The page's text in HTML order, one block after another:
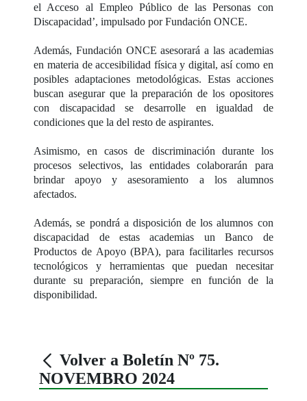
el Acceso al Empleo Público de las Personas con
Discapacidad’, impulsado por Fundación ONCE.
Además, Fundación ONCE asesorará a las academias
en materia de accesibilidad física y digital, así como en
posibles adaptaciones metodológicas. Estas acciones
buscan asegurar que la preparación de los opositores
con discapacidad se desarrolle en igualdad de
condiciones que la del resto de aspirantes.
Asimismo, en casos de discriminación durante los
procesos selectivos, las entidades colaborarán para
brindar apoyo y asesoramiento a los alumnos
afectados.
Además, se pondrá a disposición de los alumnos con
discapacidad de estas academias un Banco de
Productos de Apoyo (BPA), para facilitarles recursos
tecnológicos y herramientas que puedan necesitar
durante su preparación, siempre en función de la
disponibilidad.
Volver a Boletín Nº 75.
NOVEMBRO 2024